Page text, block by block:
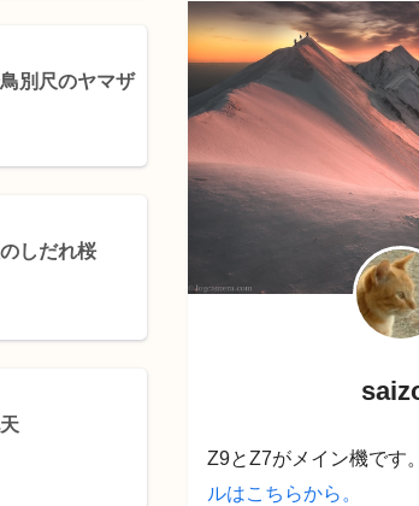
別尺のヤマザ
しだれ桜
Z9とZ7がメイン機です
ルはこちらから。